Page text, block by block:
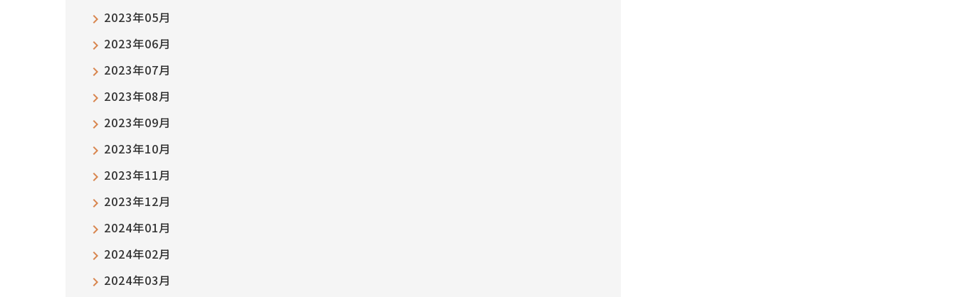
2023年05月
2023年06月
2023年07月
2023年08月
2023年09月
2023年10月
2023年11月
2023年12月
2024年01月
2024年02月
2024年03月